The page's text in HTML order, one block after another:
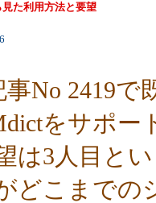
た利用方法と要望
No 2419
をサポー
は3人目と
どこまでの